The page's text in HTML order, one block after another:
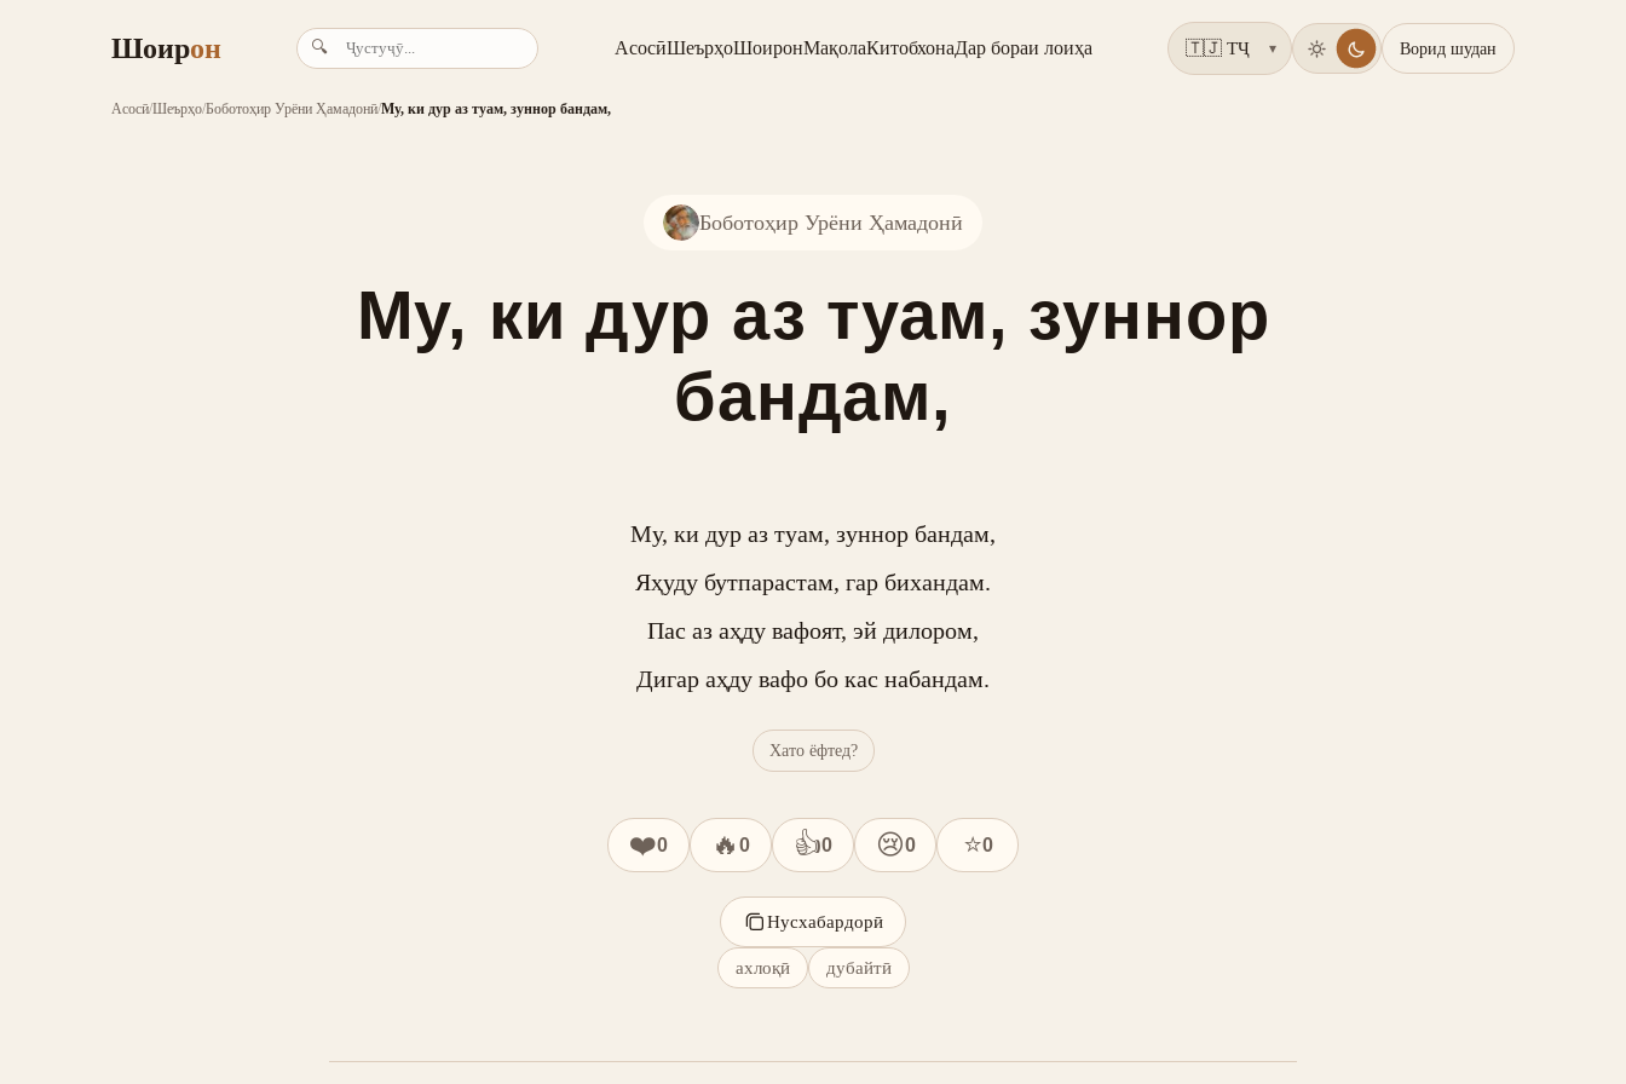
Шоирон 🔍 АсосӣШеърҳоШоиронМақолаКитобхонаДар бораи лоиҳа ▾ Ворид шудан
Асосӣ/Шеърҳо/Боботоҳир Урёни Ҳамадонӣ/Му, ки дур аз туам, зуннор бандам,
Боботоҳир Урёни Ҳамадонӣ
Му, ки дур аз туам, зуннор
бандам,
Му, ки дур аз туам, зуннор бандам,
Яҳуду бутпарастам, гар бихандам.
Пас аз аҳду вафоят, эй дилором,
Дигар аҳду вафо бо кас набандам.
Хато ёфтед?
❤️0 🔥 0 👍0 😢0 ⭐0
Нусхабардорӣ
ахлоқӣ дубайтӣ